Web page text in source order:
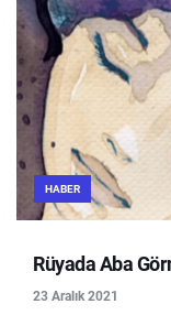
HABER
Rüyada Aba
23 Aralık 2021